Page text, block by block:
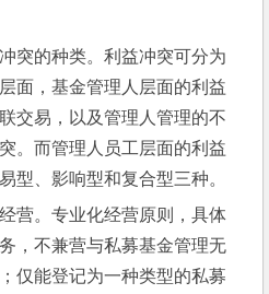
突的种类。利益冲突可分为
面，基金管理人层面的利益
交易，以及管理人管理的不
。而管理人员工层面的利益
型、影响型和复合型三种。
营。专业化经营原则，具体
，不兼营与私募基金管理无
仅能登记为一种类型的私募